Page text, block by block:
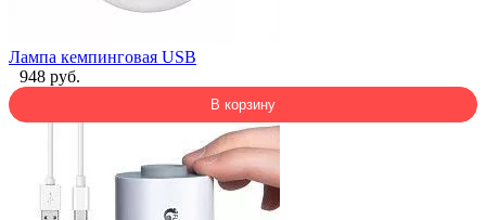
Лампа кемпинговая USB
948 руб.
В корзину